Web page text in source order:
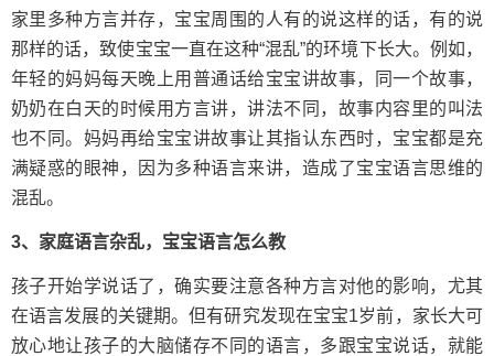
家里多种方言并存，宝宝周围的人有的说这样的话，有的说
那样的话，致使宝宝一直在这种“混乱”的环境下长大。例如，
年轻的妈妈每天晚上用普通话给宝宝讲故事，同一个故事，
奶奶在白天的时候用方言讲，讲法不同，故事内容里的叫法
也不同。妈妈再给宝宝讲故事让其指认东西时，宝宝都是充
满疑惑的眼神，因为多种语言来讲，造成了宝宝语言思维的
混乱。
3、家庭语言杂乱，宝宝语言怎么教
孩子开始学说话了，确实要注意各种方言对他的影响，尤其
在语言发展的关键期。但有研究发现在宝宝1岁前，家长大可
放心地让孩子的大脑储存不同的语言，多跟宝宝说话，就能